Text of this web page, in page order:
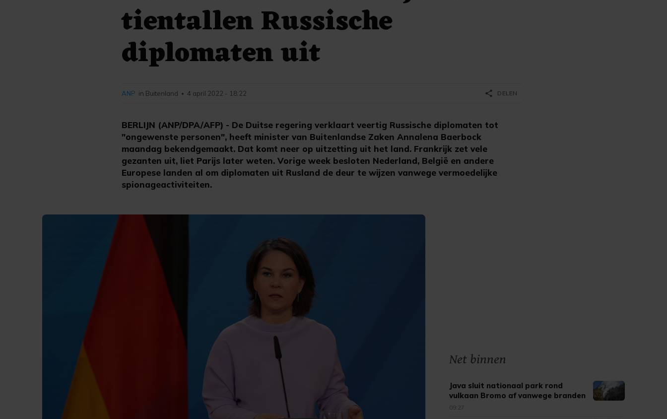
tientallen Russische
diplomaten uit
BERLIJN (ANP/DPA/AFP) - De Duitse regering verklaart veertig Russische diplomaten tot
"ongewenste personen", heeft minister van Buitenlandse Zaken Annalena Baerbock
maandag bekendgemaakt. Dat komt neer op uitzetting uit het land. Frankrijk zet vele
gezanten uit, liet Parijs later weten. Vorige week besloten Nederland, België en andere
Europese landen al om diplomaten uit Rusland de deur te wijzen vanwege vermoedelijke
spionageactiviteiten.
ANP in Buitenland • 4 april 2022 - 18:22 share DELEN
Net binnen
Java sluit nationaal park rond
vulkaan Bromo af vanwege branden
09:27